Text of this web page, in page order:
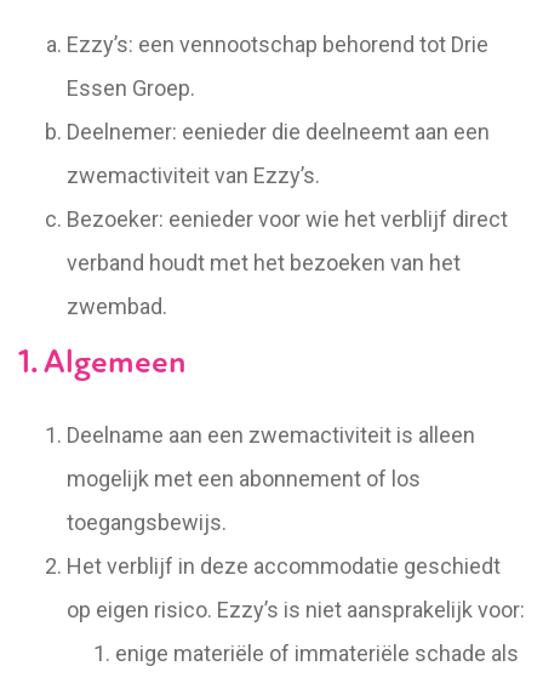
Ezzy’s: een vennootschap behorend tot Drie
Essen Groep.
Deelnemer: eenieder die deelneemt aan een
zwemactiviteit van Ezzy’s.
Bezoeker: eenieder voor wie het verblijf direct
verband houdt met het bezoeken van het
zwembad.
1. Algemeen
Deelname aan een zwemactiviteit is alleen
mogelijk met een abonnement of los
toegangsbewijs.
Het verblijf in deze accommodatie geschiedt
op eigen risico. Ezzy’s is niet aansprakelijk voor:
enige materiële of immateriële schade als